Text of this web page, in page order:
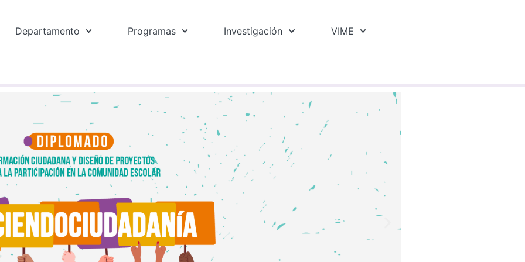
Departamento Programas Investigación VIME